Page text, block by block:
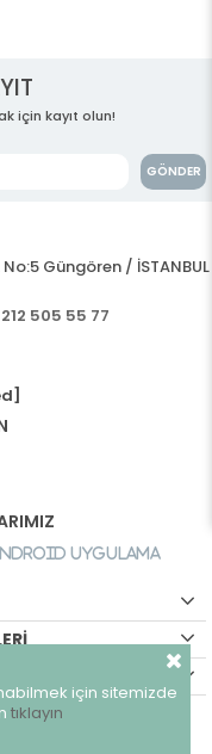
için kayıt olun!
GÖNDER
Güngören / İSTANBUL
505 55 77
Uygulama
saklıdır.
için sitemizde
tıklayın